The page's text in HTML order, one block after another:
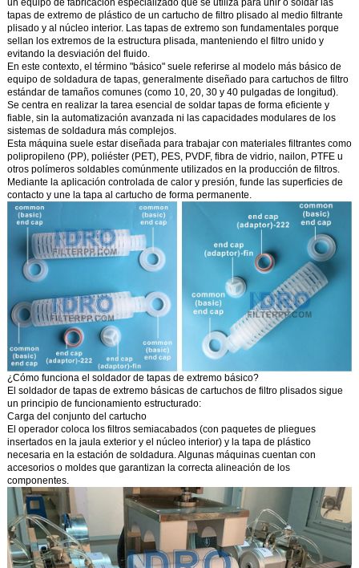
un equipo de fabricación especializado que se utiliza para unir o soldar las
tapas de extremo de plástico de un cartucho de filtro plisado al medio filtrante
plisado y al núcleo interior. Las tapas de extremo son fundamentales porque
sellan los extremos de la estructura plisada, manteniendo el filtro unido y
evitando la desviación del fluido.
En este contexto, el término "básico" suele referirse al modelo más básico de
equipo de soldadura de tapas, generalmente diseñado para cartuchos de filtro
estándar de tamaños comunes (como 10, 20, 30 y 40 pulgadas de longitud).
Se centra en realizar la tarea esencial de soldar tapas de forma eficiente y
fiable, sin la automatización avanzada ni las capacidades modulares de los
sistemas de soldadura más complejos.
Esta máquina suele estar diseñada para trabajar con materiales filtrantes como
polipropileno (PP), poliéster (PET), PES, PVDF, fibra de vidrio, nailon, PTFE u
otros polímeros soldables comúnmente utilizados en la producción de filtros.
Mediante la aplicación controlada de calor y presión, funde las superficies de
contacto y une la tapa al cartucho de forma permanente.
¿Cómo funciona el soldador de tapas de extremo básico?
El soldador de tapas de extremo básicas de cartuchos de filtro plisados sigue
un principio de funcionamiento estructurado:
Carga del conjunto del cartucho
El operador coloca los filtros semiacabados (con paquetes de pliegues
insertados en la jaula exterior y el núcleo interior) y la tapa de plástico
necesaria en la estación de soldadura. Algunas máquinas cuentan con
accesorios o moldes que garantizan la correcta alineación de los
componentes.